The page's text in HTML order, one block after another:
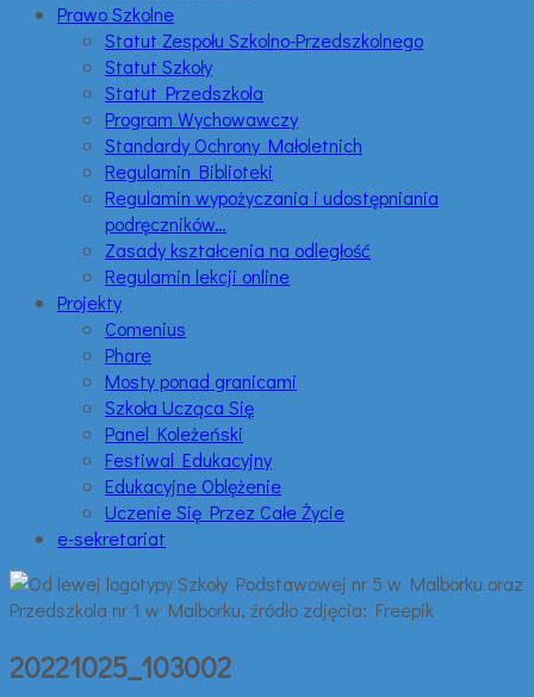
Prawo Szkolne
Statut Zespołu Szkolno-Przedszkolnego
Statut Szkoły
Statut Przedszkola
Program Wychowawczy
Standardy Ochrony Małoletnich
Regulamin Biblioteki
Regulamin wypożyczania i udostępniania
podręczników…
Zasady kształcenia na odległość
Regulamin lekcji online
Projekty
Comenius
Phare
Mosty ponad granicami
Szkoła Ucząca Się
Panel Koleżeński
Festiwal Edukacyjny
Edukacyjne Oblężenie
Uczenie Się Przez Całe Życie
e-sekretariat
20221025_103002